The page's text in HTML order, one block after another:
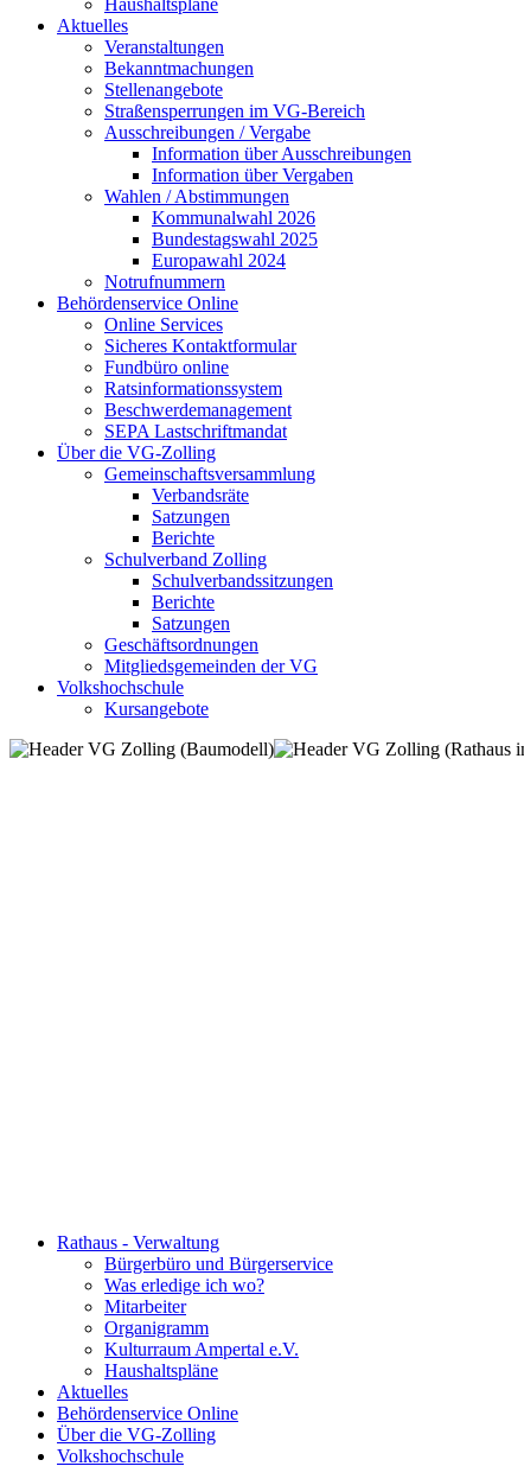
Haushaltspläne
Aktuelles
Veranstaltungen
Bekanntmachungen
Stellenangebote
Straßensperrungen im VG-Bereich
Ausschreibungen / Vergabe
Information über Ausschreibungen
Information über Vergaben
Wahlen / Abstimmungen
Kommunalwahl 2026
Bundestagswahl 2025
Europawahl 2024
Notrufnummern
Behördenservice Online
Online Services
Sicheres Kontaktformular
Fundbüro online
Ratsinformationssystem
Beschwerdemanagement
SEPA Lastschriftmandat
Über die VG-Zolling
Gemeinschaftsversammlung
Verbandsräte
Satzungen
Berichte
Schulverband Zolling
Schulverbandssitzungen
Berichte
Satzungen
Geschäftsordnungen
Mitgliedsgemeinden der VG
Volkshochschule
Kursangebote
Rathaus - Verwaltung
Bürgerbüro und Bürgerservice
Was erledige ich wo?
Mitarbeiter
Organigramm
Kulturraum Ampertal e.V.
Haushaltspläne
Aktuelles
Behördenservice Online
Über die VG-Zolling
Volkshochschule